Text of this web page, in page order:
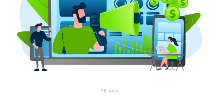
SB post